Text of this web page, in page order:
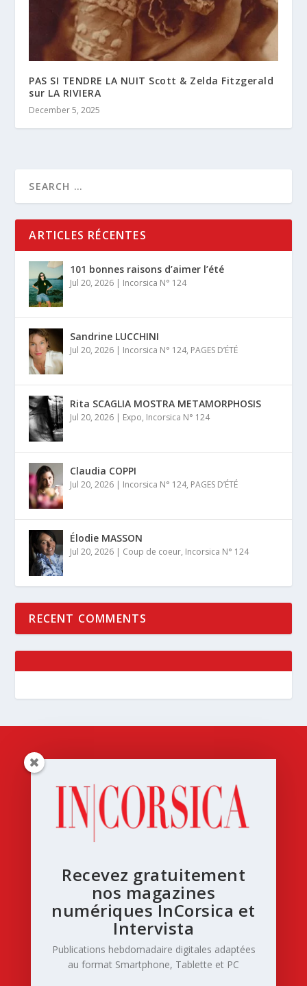
PAS SI TENDRE LA NUIT Scott & Zelda Fitzgerald
sur LA RIVIERA
December 5, 2025
ARTICLES RÉCENTES
101 bonnes raisons d’aimer l’été
Jul 20, 2026 | Incorsica N° 124
Sandrine LUCCHINI
Jul 20, 2026 | Incorsica N° 124, PAGES D’ÉTÉ
Rita SCAGLIA MOSTRA METAMORPHOSIS
Jul 20, 2026 | Expo, Incorsica N° 124
Claudia COPPI
Jul 20, 2026 | Incorsica N° 124, PAGES D’ÉTÉ
Élodie MASSON
Jul 20, 2026 | Coup de coeur, Incorsica N° 124
RECENT COMMENTS
Recevez gratuitement
nos magazines
numériques InCorsica et
Intervista
Publications hebdomadaire digitales adaptées
au format Smartphone, Tablette et PC